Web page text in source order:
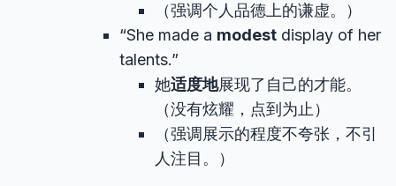
（强调个人品德上的谦虚。）
“She made a modest display of her
talents.”
她适度地展现了自己的才能。
（没有炫耀，点到为止）
（强调展示的程度不夸张，不引
人注目。）